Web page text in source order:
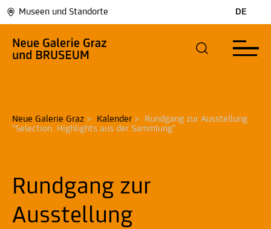
Museen und Standorte DE
Neue Galerie Graz > Kalender >
Rundgang zur Ausstellung
"Selection. Highlights aus der Sammlung"
Rundgang zur
Ausstellung